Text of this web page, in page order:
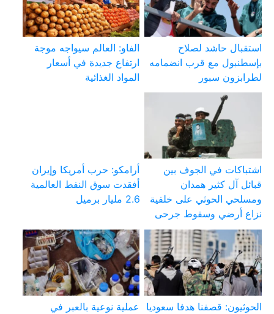
استقبال حاشد لصلاح
بإسطنبول مع قرب انضمامه
لطرابزون سبور
الفاو: العالم سيواجه موجة
ارتفاع جديدة في أسعار
المواد الغذائية
اشتباكات في الجوف بين
قبائل آل كثير همدان
ومسلحي الحوثي على خلفية
نزاع أرضي وسقوط جرحى
أرامكو: حرب أمريكا وإيران
أفقدت سوق النفط العالمية
2.6 مليار برميل
الحوثيون: قصفنا هدفا سعوديا
عملية نوعية بالعبر في